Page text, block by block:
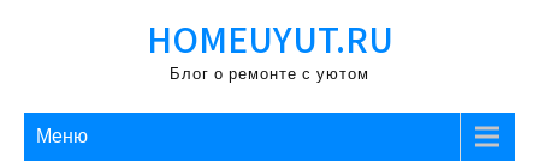
HOMEUYUT.RU
Блог о ремонте с уютом
Меню